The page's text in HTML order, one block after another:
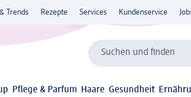
& Trends Rezepte Services Kundenservice
Suchen und finden
Pflege & Parfum Haare Gesundheit